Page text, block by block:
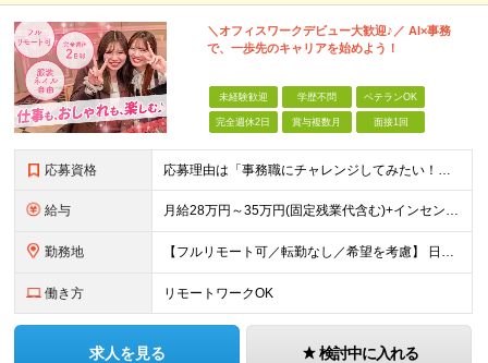
＼オフィスワークデビュー大歓迎♪／ AI×事務
で、一歩先のキャリアを始めよう！
未経験歓迎 学歴不問 ベテランOK
完全週休2日 賞与複数月 面接1回
応募資格 応募理由は「事務職にチャレンジしてみたい！」でOK！ #学歴不問 #未経験OK #第二新卒歓迎 ★1つでも当てはまれば、マッチング率高め★ □ オフィスワークデビューしたい方 □ 人をサポートする
給与 月給28万円～35万円(固定残業代含む)+インセンティブ＋各種手当 ※経験・能力等を考慮の上、決定します。 ※残業はほとんどありませんが、発生した場合は時間外手当を100％支給します。 【固定残業
勤務地 【フルリモート可／転勤なし／希望を考慮】 日本47都道府県、どこでも就業可能！ （東京・神奈川・埼玉・千葉・北海道・宮城・愛知・大阪・福岡・新潟など 各拠点近郊のプロジェクト先） 【Point】
働き方 リモートワークOK
求人を見る 検討中に入れる